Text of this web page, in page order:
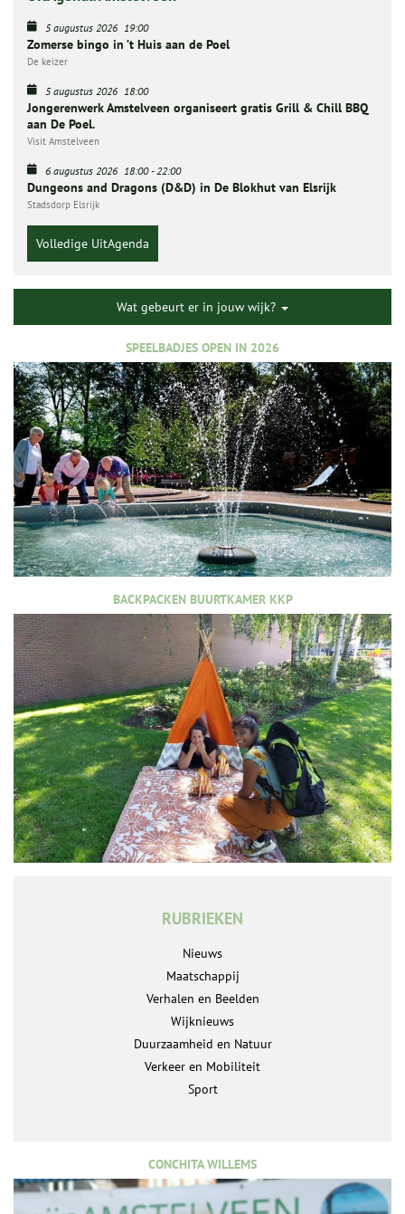
5 augustus 2026 19:00
Zomerse bingo in ’t Huis aan de Poel
De keizer
5 augustus 2026 18:00
Jongerenwerk Amstelveen organiseert gratis Grill & Chill BBQ
aan De Poel.
Visit Amstelveen
6 augustus 2026 18:00-22:00
Dungeons and Dragons (D&D) in De Blokhut van Elsrijk
Stadsdorp Elsrijk
Volledige UitAgenda
Wat gebeurt er in jouw wijk?
SPEELBADJES OPEN IN 2026
BACKPACKEN BUURTKAMER KKP
RUBRIEKEN
Nieuws
Maatschappij
Verhalen en Beelden
Wijknieuws
Duurzaamheid en Natuur
Verkeer en Mobiliteit
Sport
CONCHITA WILLEMS